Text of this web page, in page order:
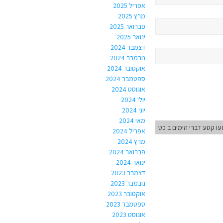
קטע דברי הימים ב כט
אפריל 2025
מרץ 2025
פברואר 2025
ינואר 2025
דצמבר 2024
נובמבר 2024
אוקטובר 2024
ספטמבר 2024
אוגוסט 2024
יולי 2024
יוני 2024
מאי 2024
אפריל 2024
מרץ 2024
פברואר 2024
ינואר 2024
דצמבר 2023
נובמבר 2023
אוקטובר 2023
ספטמבר 2023
אוגוסט 2023